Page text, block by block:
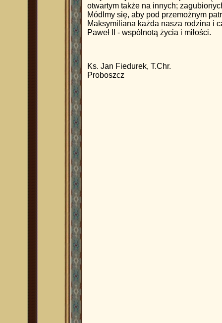
otwartym także na innych;
Módlmy się, aby pod przemożnym
Maksymiliana każda nasza rodzina i
Paweł II - wspólnotą życia i miłości.
Ks. Jan Fiedurek, T.Chr.
Proboszcz